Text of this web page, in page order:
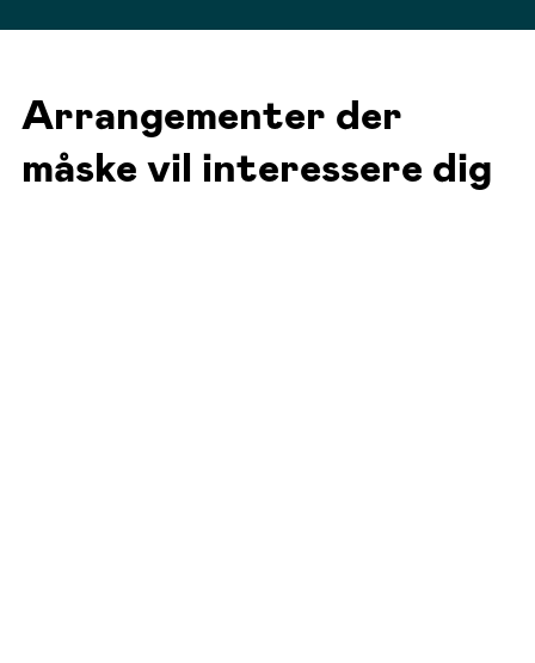
Arrangementer der
måske vil interessere dig